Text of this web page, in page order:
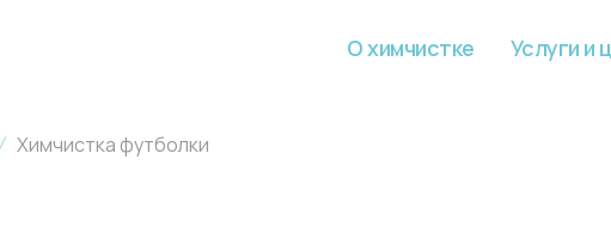
О химчистке Услуги и
Химчистка футболки